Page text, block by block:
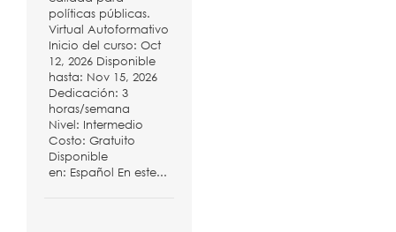
políticas públicas.
Virtual Autoformativo
Inicio del curso: Oct
12, 2026 Disponible
hasta: Nov 15, 2026
Dedicación: 3
horas/semana
Nivel: Intermedio
Costo: Gratuito
Disponible
en: Español En este...